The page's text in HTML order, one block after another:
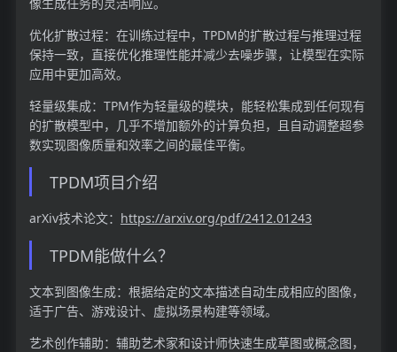
像生成任务的灵活响应。
优化扩散过程：在训练过程中，TPDM的扩散过程与推理过程
保持一致，直接优化推理性能并减少去噪步骤，让模型在实际
应用中更加高效。
轻量级集成：TPM作为轻量级的模块，能轻松集成到任何现有
的扩散模型中，几乎不增加额外的计算负担，且自动调整超参
数实现图像质量和效率之间的最佳平衡。
TPDM项目介绍
arXiv技术论文： https://arxiv.org/pdf/2412.01243
TPDM能做什么？
文本到图像生成：根据给定的文本描述自动生成相应的图像，
适于广告、游戏设计、虚拟场景构建等领域。
艺术创作辅助：辅助艺术家和设计师快速生成草图或概念图，